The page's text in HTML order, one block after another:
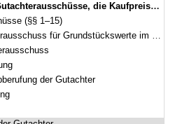
dem Baugesetzbuch (Bayerische Gutachterausschussverordnung – BayGaV) Vom 5. April 2005 (GVBl. S. 88) BayRS 2130-2-B (§§ 1–25)
(§§ 1–15)
Grundstückswerte im Freistaat Bayern (§§ 16–23)
der Gutachter